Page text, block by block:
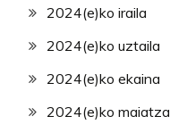
2024(e)ko iraila
2024(e)ko uztaila
2024(e)ko ekaina
2024(e)ko maiatza